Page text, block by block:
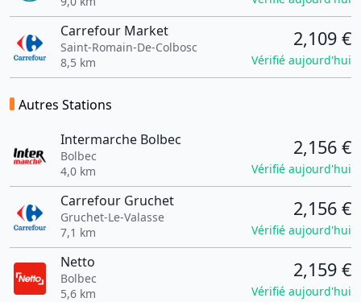
Carrefour Market
Saint-Romain-De-Colbosc
8,5 km
2,109 €
Vérifié aujourd'hui
Autres Stations
Intermarche Bolbec
Bolbec
4,0 km
2,156 €
Vérifié aujourd'hui
Carrefour Gruchet
Gruchet-Le-Valasse
7,1 km
2,156 €
Vérifié aujourd'hui
Netto
Bolbec
5,6 km
2,159 €
Vérifié aujourd'hui